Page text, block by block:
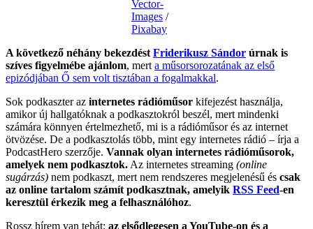
Vector-
Images /
Pixabay
A következő néhány bekezdést Friderikusz Sándor úrnak is
szíves figyelmébe ajánlom, mert a műsorsorozatának az első
epizódjában Ő sem volt tisztában a fogalmakkal.
Sok podkaszter az internetes rádióműsor kifejezést használja,
amikor új hallgatóknak a podkasztokról beszél, mert mindenki
számára könnyen értelmezhető, mi is a rádióműsor és az internet
ötvözése. De a podkasztolás több, mint egy internetes rádió – írja a
PodcastHero szerzője. Vannak olyan internetes rádióműsorok,
amelyek nem podkasztok. Az internetes streaming (online
sugárzás) nem podkaszt, mert nem rendszeres megjelenésű és csak
az online tartalom számít podkasztnak, amelyik RSS Feed-en
keresztül érkezik meg a felhasználóhoz.
Rossz hírem van tehát: az elsődlegesen a YouTube-on és a